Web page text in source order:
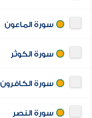
سورة الماعون
سورة الكوثر
سورة الكافرون
سورة النصر